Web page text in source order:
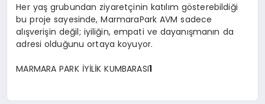
Her yaş grubundan ziyaretçinin katılım gösterebildiği
bu proje sayesinde,MarmaraPark AVM sadece
alışverişin değil; iyiliğin, empati ve dayanışmanın da
adresi olduğunu ortaya koyuyor.
MARMARA PARK İYİLİK KUMBARASI1